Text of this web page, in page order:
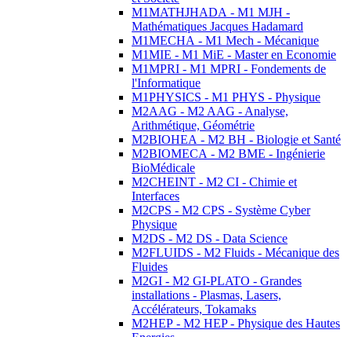
M1MATHJHADA - M1 MJH -
Mathématiques Jacques Hadamard
M1MECHA - M1 Mech - Mécanique
M1MIE - M1 MiE - Master en Economie
M1MPRI - M1 MPRI - Fondements de
l'Informatique
M1PHYSICS - M1 PHYS - Physique
M2AAG - M2 AAG - Analyse,
Arithmétique, Géométrie
M2BIOHEA - M2 BH - Biologie et Santé
M2BIOMECA - M2 BME - Ingénierie
BioMédicale
M2CHEINT - M2 CI - Chimie et
Interfaces
M2CPS - M2 CPS - Système Cyber
Physique
M2DS - M2 DS - Data Science
M2FLUIDS - M2 Fluids - Mécanique des
Fluides
M2GI - M2 GI-PLATO - Grandes
installations - Plasmas, Lasers,
Accélérateurs, Tokamaks
M2HEP - M2 HEP - Physique des Hautes